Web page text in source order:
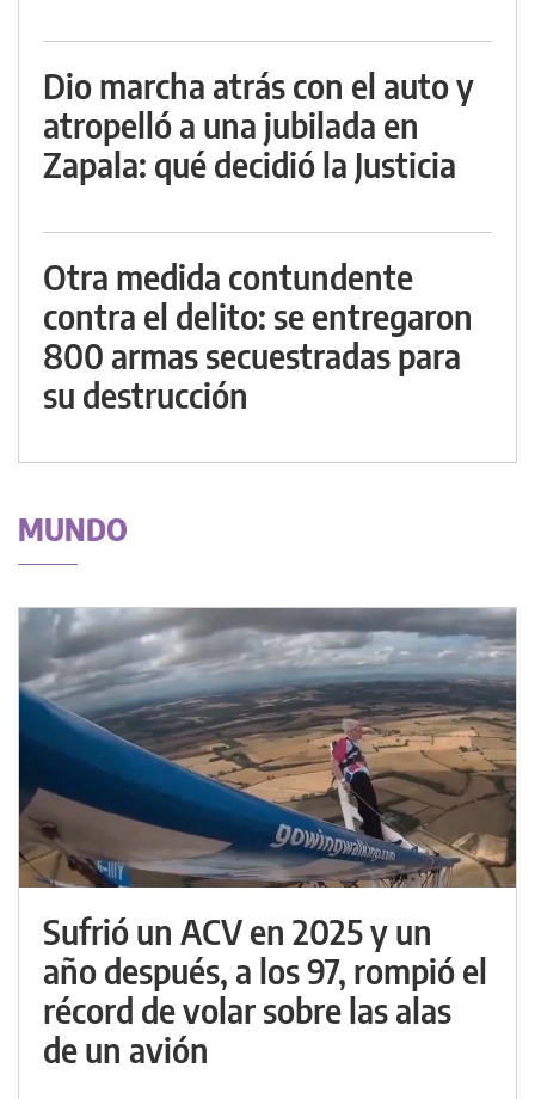
Dio marcha atrás con el auto y
atropelló a una jubilada en
Zapala: qué decidió la Justicia
Otra medida contundente
contra el delito: se entregaron
800 armas secuestradas para
su destrucción
MUNDO
Sufrió un ACV en 2025 y un
año después, a los 97, rompió el
récord de volar sobre las alas
de un avión